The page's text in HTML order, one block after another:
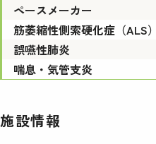
ペースメーカー
筋萎縮性側索硬化症（ALS）
誤嚥性肺炎
喘息・気管支炎
施設情報